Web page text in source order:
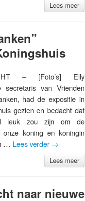
Lees meer
– [Foto’s] Elly
secretaris van Vrienden
had de expositie in
gezien en bedacht dat
leuk zou zijn om de
onze koning en koningin
… Lees verder →
Lees meer
naar nieuwe